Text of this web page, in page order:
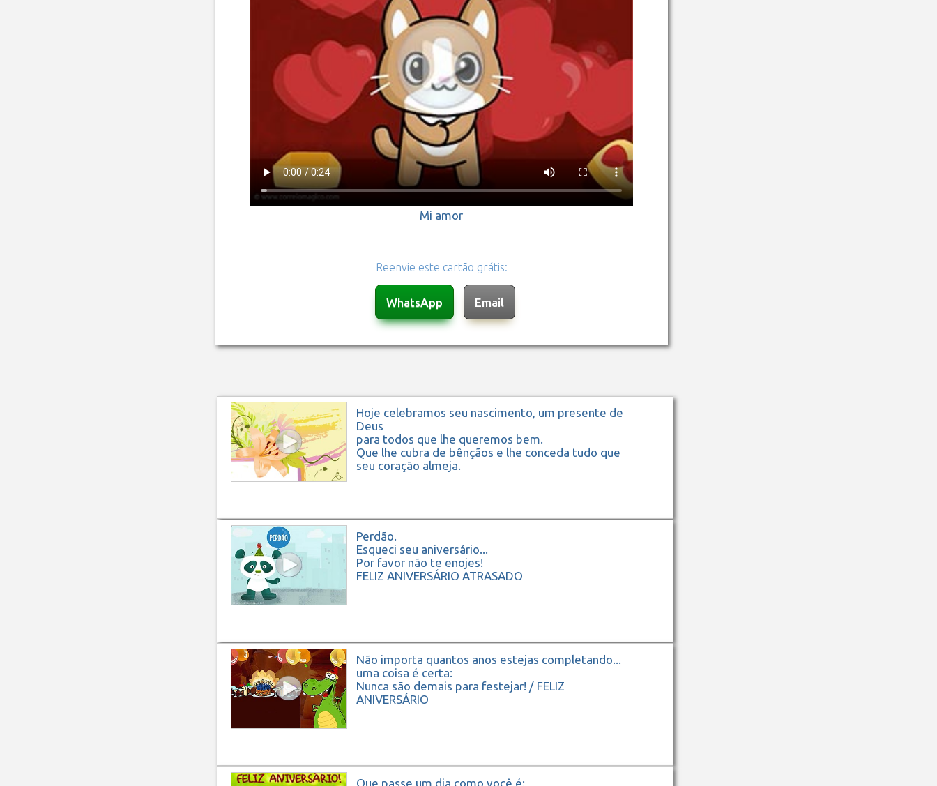
Mi amor
Reenvie este cartão grátis:
Hoje celebramos seu nascimento, um presente de
Deus
para todos que lhe queremos bem.
Que lhe cubra de bênçãos e lhe conceda tudo que
seu coração almeja.
Perdão.
Esqueci seu aniversário...
Por favor não te enojes!
FELIZ ANIVERSÁRIO ATRASADO
Não importa quantos anos estejas completando...
uma coisa é certa:
Nunca são demais para festejar! / FELIZ
ANIVERSÁRIO
Que passe um dia como você é: